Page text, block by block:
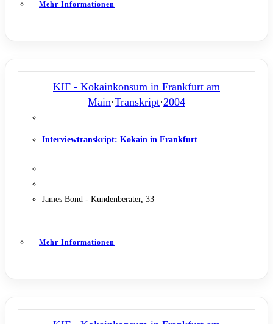
Mehr Informationen
KIF - Kokainkonsum in Frankfurt am
Main·Transkript·2004
Interviewtranskript: Kokain in Frankfurt
James Bond - Kundenberater, 33
Mehr Informationen